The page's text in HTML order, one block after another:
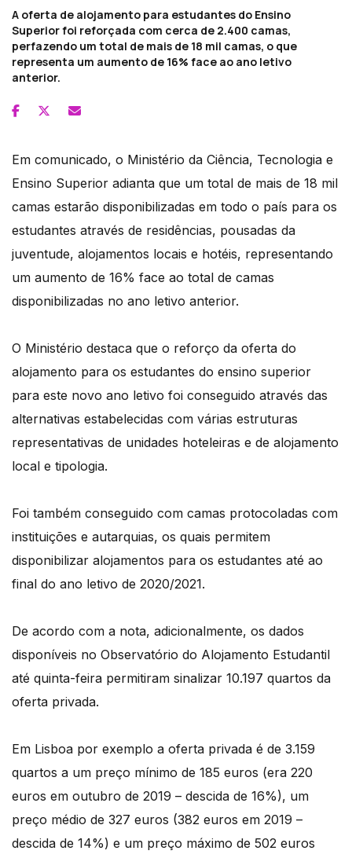
A oferta de alojamento para estudantes do Ensino
Superior foi reforçada com cerca de 2.400 camas,
perfazendo um total de mais de 18 mil camas, o que
representa um aumento de 16% face ao ano letivo
anterior.
Em comunicado, o Ministério da Ciência, Tecnologia e
Ensino Superior adianta que um total de mais de 18 mil
camas estarão disponibilizadas em todo o país para os
estudantes através de residências, pousadas da
juventude, alojamentos locais e hotéis, representando
um aumento de 16% face ao total de camas
disponibilizadas no ano letivo anterior.
O Ministério destaca que o reforço da oferta do
alojamento para os estudantes do ensino superior
para este novo ano letivo foi conseguido através das
alternativas estabelecidas com várias estruturas
representativas de unidades hoteleiras e de alojamento
local e tipologia.
Foi também conseguido com camas protocoladas com
instituições e autarquias, os quais permitem
disponibilizar alojamentos para os estudantes até ao
final do ano letivo de 2020/2021.
De acordo com a nota, adicionalmente, os dados
disponíveis no Observatório do Alojamento Estudantil
até quinta-feira permitiram sinalizar 10.197 quartos da
oferta privada.
Em Lisboa por exemplo a oferta privada é de 3.159
quartos a um preço mínimo de 185 euros (era 220
euros em outubro de 2019 – descida de 16%), um
preço médio de 327 euros (382 euros em 2019 –
descida de 14%) e um preço máximo de 502 euros